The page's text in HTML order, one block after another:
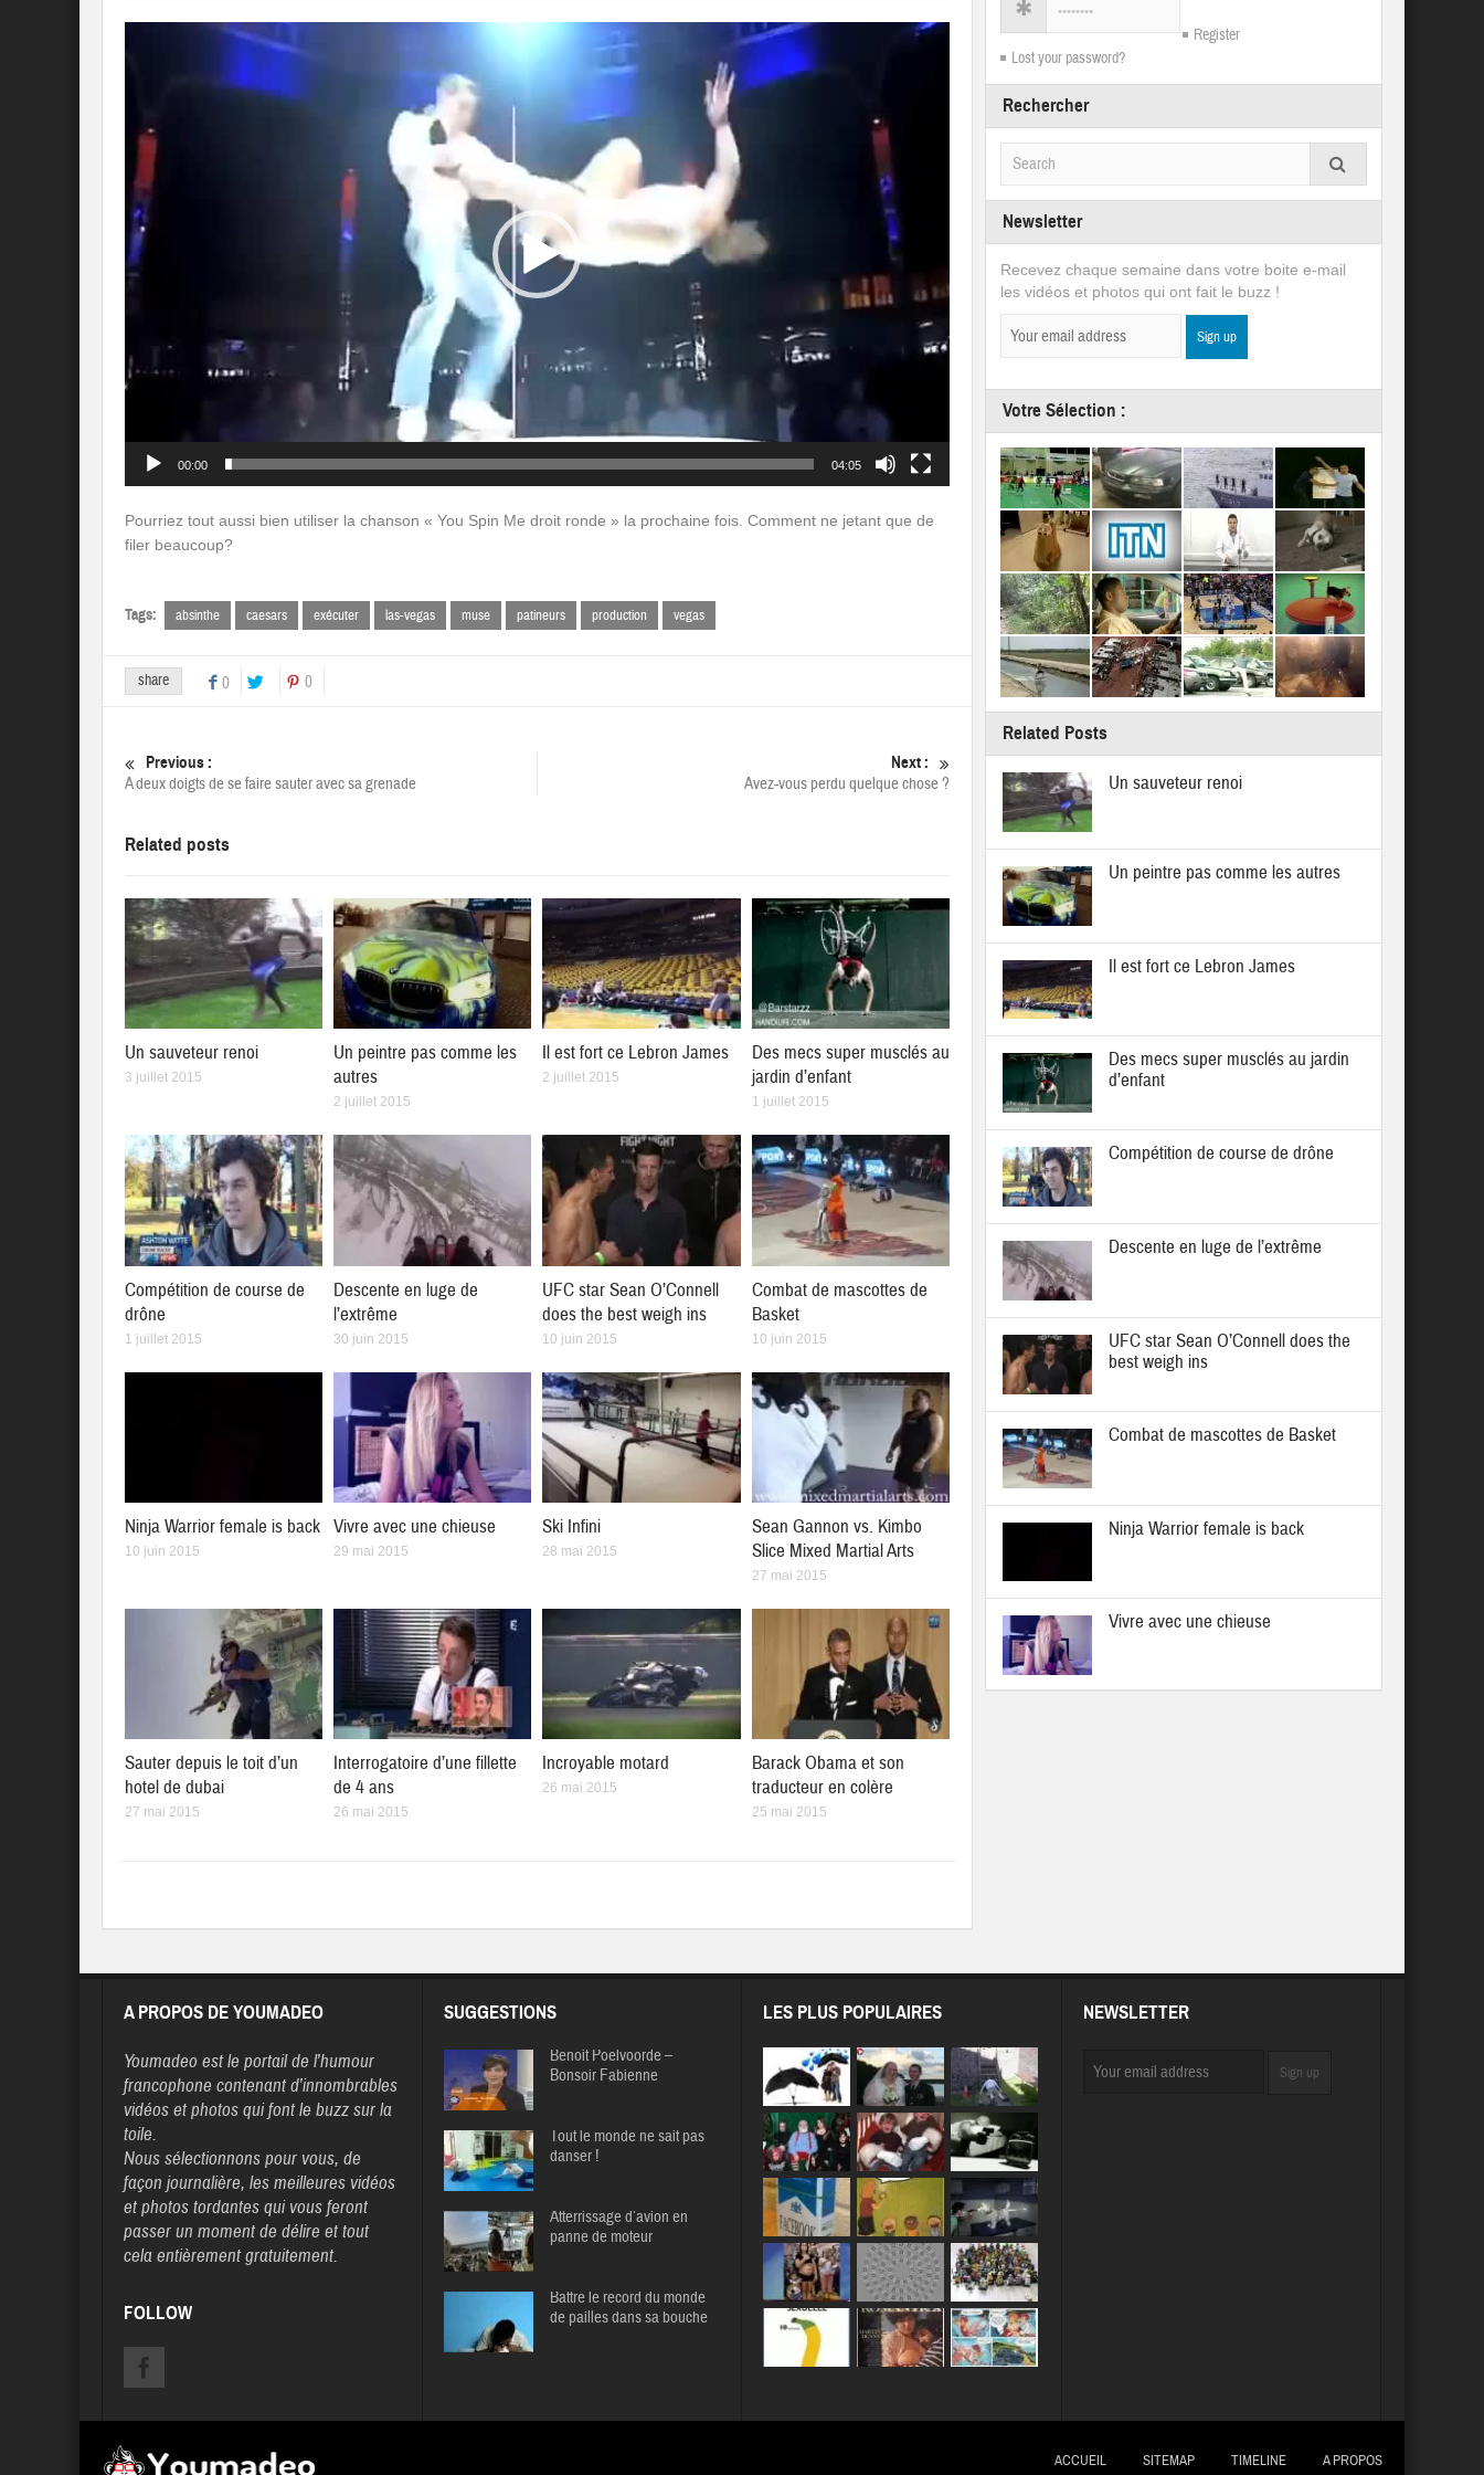
00:00 04:05
Pourriez tout aussi bien utiliser la chanson « You Spin Me droit ronde » la prochaine fois. Comment ne jetant que de
filer beaucoup?
Tags: absinthe caesars exécuter las-vegas muse patineurs production vegas
share 0 0
Previous :
A deux doigts de se faire sauter avec sa grenade
Next :
Avez-vous perdu quelque chose ?
Related posts
Un sauveteur renoi
3 juillet 2015
Un peintre pas comme les
autres
2 juillet 2015
Il est fort ce Lebron James
2 juillet 2015
Des mecs super musclés au
jardin d’enfant
1 juillet 2015
Compétition de course de
drône
1 juillet 2015
Descente en luge de
l’extrême
30 juin 2015
UFC star Sean O’Connell
does the best weigh ins
10 juin 2015
Combat de mascottes de
Basket
10 juin 2015
Ninja Warrior female is back
10 juin 2015
Vivre avec une chieuse
29 mai 2015
Ski Infini
28 mai 2015
Sean Gannon vs. Kimbo
Slice Mixed Martial Arts
27 mai 2015
Sauter depuis le toit d’un
hotel de dubai
27 mai 2015
Interrogatoire d’une fillette
de 4 ans
26 mai 2015
Incroyable motard
26 mai 2015
Barack Obama et son
traducteur en colère
25 mai 2015
Register
Lost your password?
Rechercher
Newsletter
Recevez chaque semaine dans votre boite e-mail
les vidéos et photos qui ont fait le buzz !
Votre Sélection :
Related Posts
Un sauveteur renoi
Un peintre pas comme les autres
Il est fort ce Lebron James
Des mecs super musclés au jardin
d’enfant
Compétition de course de drône
Descente en luge de l’extrême
UFC star Sean O’Connell does the
best weigh ins
Combat de mascottes de Basket
Ninja Warrior female is back
Vivre avec une chieuse
A PROPOS DE YOUMADEO
Youmadeo est le portail de l’humour
francophone contenant d’innombrables
vidéos et photos qui font le buzz sur la
toile.
Nous sélectionnons pour vous, de
façon journalière, les meilleures vidéos
et photos tordantes qui vous feront
passer un moment de délire et tout
cela entièrement gratuitement.
FOLLOW
SUGGESTIONS
Benoit Poelvoorde –
Bonsoir Fabienne
Tout le monde ne sait pas
danser !
Atterrissage d’avion en
panne de moteur
Battre le record du monde
de pailles dans sa bouche
LES PLUS POPULAIRES NEWSLETTER
ACCUEIL SITEMAP TIMELINE A PROPOS